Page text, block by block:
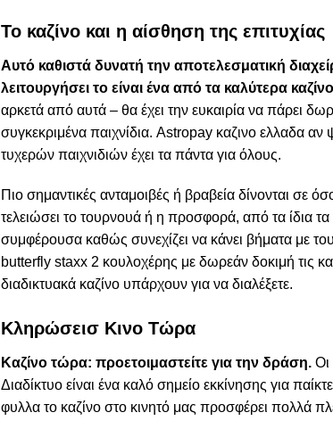
Το καζίνο και η αίσθηση της επιτυχίας
Αυτό καθιστά δυνατή την αποτελεσματική
λειτουργήσει το είναι ένα από τα καλύτερα
αρκετά από αυτά – θα έχει την ευκαιρία να πάρει
συγκεκριμένα παιχνίδια. Astropay καζινο ελλαδα αν
τυχερών παιχνιδιών έχει τα πάντα για όλους.
Πιο σημαντικές ανταμοιβές ή βραβεία δίνονται σε
τελειώσει το τουρνουά ή η προσφορά, από τα ίδια
συμφέρουσα καθώς συνεχίζει να κάνει βήματα με
butterfly staxx 2 κουλοχέρης με δωρεάν δοκιμή τις
διαδικτυακά καζίνο υπάρχουν για να διαλέξετε.
Κληρώσεισ Κινο Τώρα
Καζίνο τώρα: προετοιμαστείτε για την δράση.Οι
Διαδίκτυο είναι ένα καλό σημείο εκκίνησης για
φυλλα το καζίνο στο κινητό μας προσφέρει πολλά